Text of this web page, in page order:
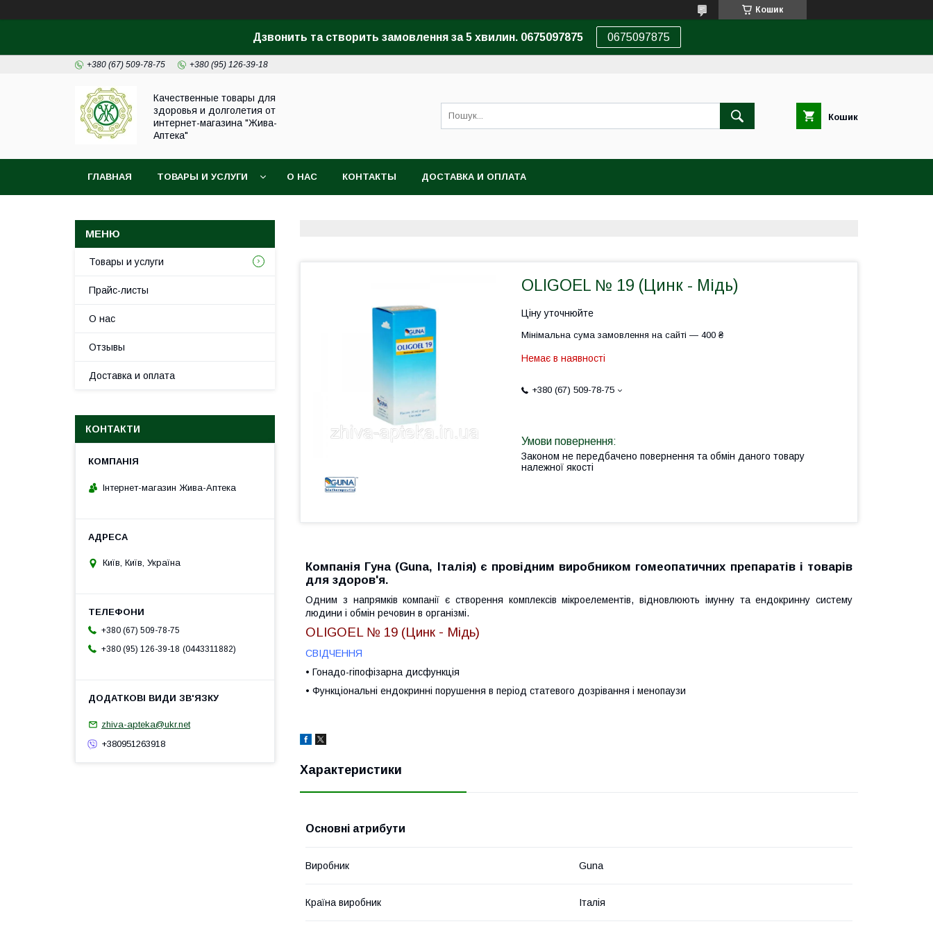
Кошик
Дзвонить та створить замовлення за 5 хвилин. 0675097875 0675097875
+380 (67) 509-78-75 +380 (95) 126-39-18
Качественные товары для
здоровья и долголетия от
интернет-магазина "Жива-
Аптека"
Кошик
ГЛАВНАЯ ТОВАРЫ И УСЛУГИ О НАС КОНТАКТЫ ДОСТАВКА И ОПЛАТА
OLIGOEL № 19 (Цинк - Мідь)
Ціну уточнюйте
Мінімальна сума замовлення на сайті — 400 ₴
Немає в наявності
+380 (67) 509-78-75
Законом не передбачено повернення та обмін даного товару
належної якості
Компанія Гуна (Guna, Італія) є провідним виробником гомеопатичних препаратів і товарів
для здоров'я.
Одним з напрямків компанії є створення комплексів мікроелементів, відновлюють імунну та ендокринну систему
людини і обмін речовин в організмі.
OLIGOEL № 19 (Цинк - Мідь)
СВІДЧЕННЯ
• Гонадо-гіпофізарна дисфункція
• Функціональні ендокринні порушення в період статевого дозрівання і менопаузи
Характеристики
Основні атрибути
Виробник Guna
Країна виробник Італія
Товары и услуги
Прайс-листы
О нас
Отзывы
Доставка и оплата
КОНТАКТИ
Інтернет-магазин Жива-Аптека
Київ, Київ, Україна
+380 (67) 509-78-75
+380 (95) 126-39-18
0443311882
zhiva-apteka@ukr.net
+380951263918